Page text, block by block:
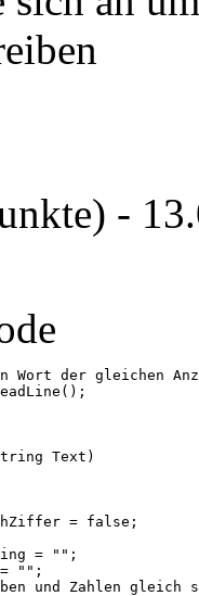
-
Wort der gleichen
Text)
= false;
= "";
"";
und Zahlen gleich